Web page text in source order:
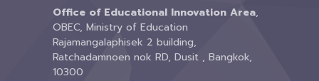
Office of Educational Innovation Area,
OBEC, Ministry of Education
Rajamangalaphisek 2 building,
Ratchadamnoen nok RD, Dusit , Bangkok,
10300